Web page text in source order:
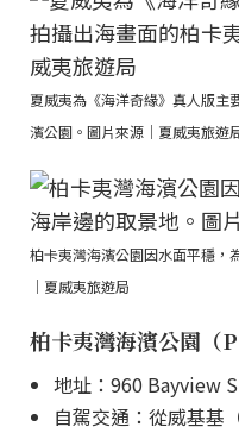
夏威夷為《海洋奇緣》真人版主
濱公園。圖片來源｜夏威夷旅遊
柏卡夷灣海濱公園因水面平穩，
｜夏威夷旅遊局
柏卡夷灣海濱公園（
地址：960 Bayview
自駕交通：從威基基